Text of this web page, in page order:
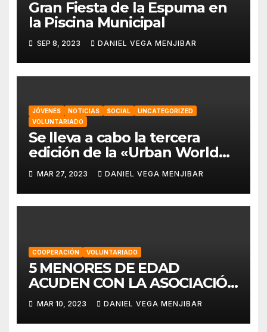
Gran Fiesta de la Espuma en
la Piscina Municipal
SEP 8, 2023 DANIEL VEGA MENJIBAR
JÓVENES NOTICIAS SOCIAL
UNCATEGORIZED
VOLUNTARIADO
Se lleva a cabo la tercera
edición de la «Urban World
Alhaurín» por parte de la
asociación “Eo,Eo”
MAR 27, 2023 DANIEL VEGA MENJIBAR
COOPERACIÓN VOLUNTARIADO
5 MENORES DE EDAD
ACUDEN CON LA ASOCIACIÓN
“EO,EO” A UN PROYECTO EN
MARRUECOS.
MAR 10, 2023 DANIEL VEGA MENJIBAR